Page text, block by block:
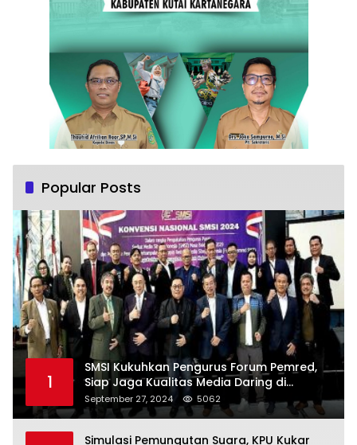
Popular Posts
1
SMSI Kukuhkan Pengurus Forum Pemred,
Siap Jaga Kualitas Media Daring di
Indonesia
September 27, 2024 5062
Simulasi Pemungutan Suara, KPU Kukar